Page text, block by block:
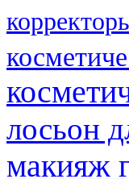
лосьон
макияж